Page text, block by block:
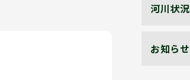
河川状況
お知らせ